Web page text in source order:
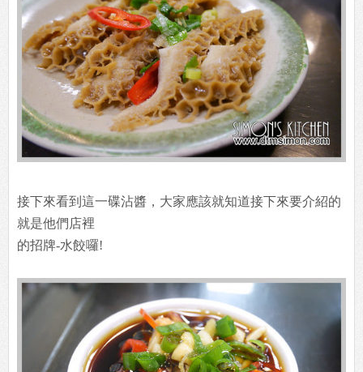
接下來看到這一碟沾醬，大家應該就知道接下來要介紹的
就是他們店裡
的招牌-水餃囉!